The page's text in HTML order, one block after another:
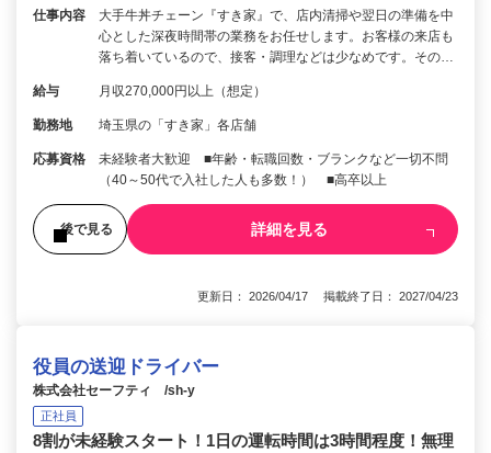
仕事内容
大手牛丼チェーン『すき家』で、店内清掃や翌日の準備を中
心とした深夜時間帯の業務をお任せします。お客様の来店も
落ち着いているので、接客・調理などは少なめです。その…
給与 月収270,000円以上（想定）
勤務地 埼玉県の「すき家」各店舗
応募資格
未経験者大歓迎 ■年齢・転職回数・ブランクなど一切不問
（40～50代で入社した人も多数！） ■高卒以上
後で見る 詳細を見る
更新日： 2026/04/17 掲載終了日： 2027/04/23
役員の送迎ドライバー
株式会社セーフティ /sh-y
正社員
8割が未経験スタート！1日の運転時間は3時間程度！無理